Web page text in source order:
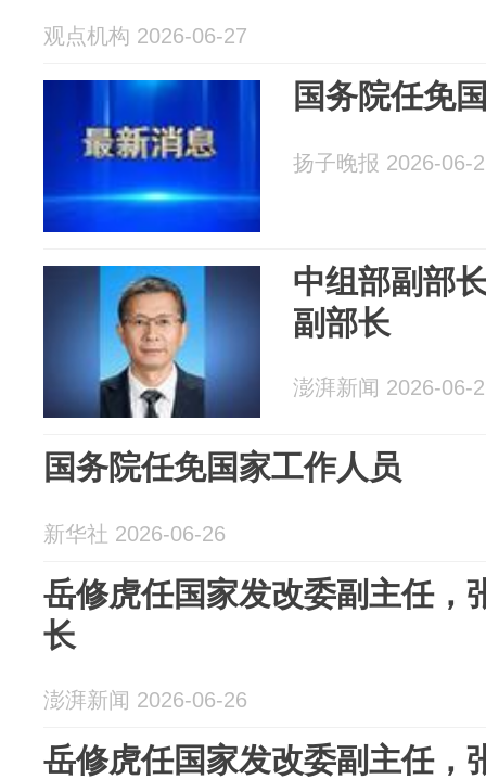
观点机构 2026-06-27
国务院任免
扬子晚报 2026-06-
中组部副部
副部长
澎湃新闻 2026-06-
国务院任免国家工作人员
新华社 2026-06-26
岳修虎任国家发改委副主任，
长
澎湃新闻 2026-06-26
岳修虎任国家发改委副主任，